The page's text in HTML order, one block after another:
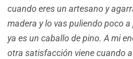
cuando eres un artesano y
madera y lo vas puliendo poco a
ya es un caballo de pino. A mi
otra satisfacción viene cuando